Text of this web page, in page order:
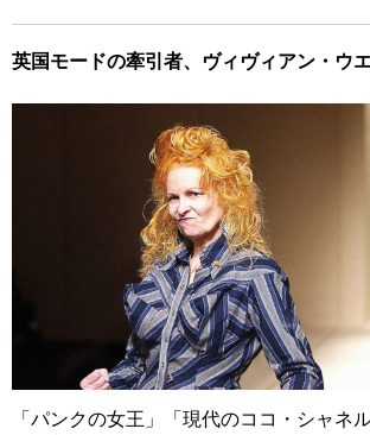
英国モードの牽引者、ヴィヴィアン・ウ
「パンクの女王」「現代のココ・シャネ